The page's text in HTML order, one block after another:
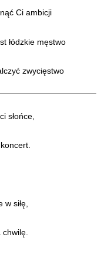
Ci ambicji
łódzkie męstwo
zwycięstwo
słońce,
siłę,
chwilę.